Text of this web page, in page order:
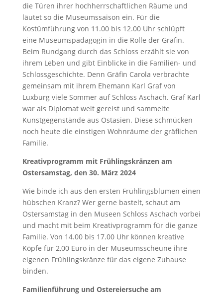
die Türen ihrer hochherrschaftlichen Räume und
läutet so die Museumssaison ein. Für die
Kostümführung von 11.00 bis 12.00 Uhr schlüpft
eine Museumspädagogin in die Rolle der Gräfin.
Beim Rundgang durch das Schloss erzählt sie von
ihrem Leben und gibt Einblicke in die Familien- und
Schlossgeschichte. Denn Gräfin Carola verbrachte
gemeinsam mit ihrem Ehemann Karl Graf von
Luxburg viele Sommer auf Schloss Aschach. Graf Karl
war als Diplomat weit gereist und sammelte
Kunstgegenstände aus Ostasien. Diese schmücken
noch heute die einstigen Wohnräume der gräflichen
Familie.
Kreativprogramm mit Frühlingskränzen am
Ostersamstag, den 30. März 2024
Wie binde ich aus den ersten Frühlingsblumen einen
hübschen Kranz? Wer gerne bastelt, schaut am
Ostersamstag in den Museen Schloss Aschach vorbei
und macht mit beim Kreativprogramm für die ganze
Familie. Von 14.00 bis 17.00 Uhr können kreative
Köpfe für 2,00 Euro in der Museumsscheune ihre
eigenen Frühlingskränze für das eigene Zuhause
binden.
Familienführung und Ostereiersuche am